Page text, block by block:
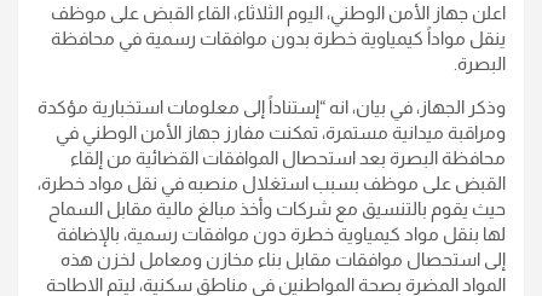
اعلن جهاز الأمن الوطني، اليوم الثلاثاء، القاء القبض على موظف
ينقل مواداً كيمياوية خطرة بدون موافقات رسمية في محافظة
البصرة.
وذكر الجهاز، في بيان، انه “إستناداً إلى معلومات استخبارية مؤكدة
ومراقبة ميدانية مستمرة، تمكنت مفارز جهاز الأمن الوطني في
محافظة البصرة بعد استحصال الموافقات القضائية من إلقاء
القبض على موظف بسبب استغلال منصبه في نقل مواد خطرة،
حيث يقوم بالتنسيق مع شركات وأخذ مبالغ مالية مقابل السماح
لها بنقل مواد كيمياوية خطرة دون موافقات رسمية، بالإضافة
إلى استحصال موافقات مقابل بناء مخازن ومعامل لخزن هذه
المواد المضرة بصحة المواطنين في مناطق سكنية، ليتم الاطاحة